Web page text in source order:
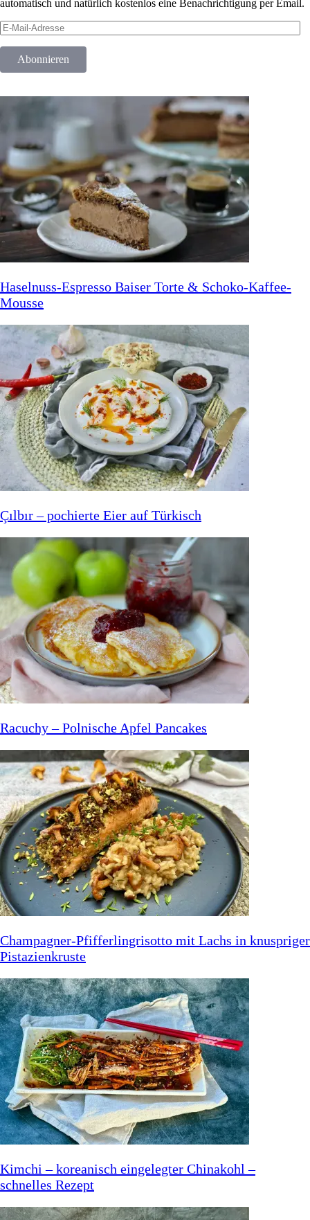
automatisch und natürlich kostenlos eine Benachrichtigung per Email.
E-
Mail-
Adresse
Abonnieren
Haselnuss-Espresso Baiser Torte & Schoko-Kaffee-
Mousse
Çılbır – pochierte Eier auf Türkisch
Racuchy – Polnische Apfel Pancakes
Champagner-Pfifferlingrisotto mit Lachs in knuspriger
Pistazienkruste
Kimchi – koreanisch eingelegter Chinakohl –
schnelles Rezept